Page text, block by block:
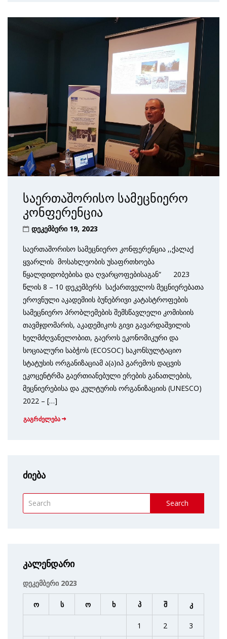
საერთაშორისო სამეცნიერო
კონფერენცია
დეკემბერი 19, 2023
საერთაშორისო სამეცნიერო კონფერენცია ,,ქალაქ
ყვარლის მოსახლეობის უსაფრთხოება
წყალდიდობებისა და ღვარცოფებისაგან“ 2023
წლის 8 – 10 დეკემბერს საქართველოს მეცნიერებათა
ეროვნული აკადემიის ბუნებრივი კატასტროფების
სამეცნიერო პრობლემების შემსწავლელი კომისიის
თავმჯდომარის, აკადემიკოს გივი გავარდაშვილის
ხელმძღვანელობით, გაეროს ეკონომიკური და
სოციალური საბჭოს (ECOSOC) საკონსულტაციო
სტატუსის ორგანიზაციამ ა(ა)იპ გარემოს დაცვის
ეკოცენტრმა გაერთიანებული ერების განათლების,
მეცნიერებისა და კულტურის ორგანიზაციის (UNESCO)
2022 – […]
გაგრძელება
ძიება
Search
კალენდარი
დეკემბერი 2023
ო ს ო ხ პ შ კ
1 2 3